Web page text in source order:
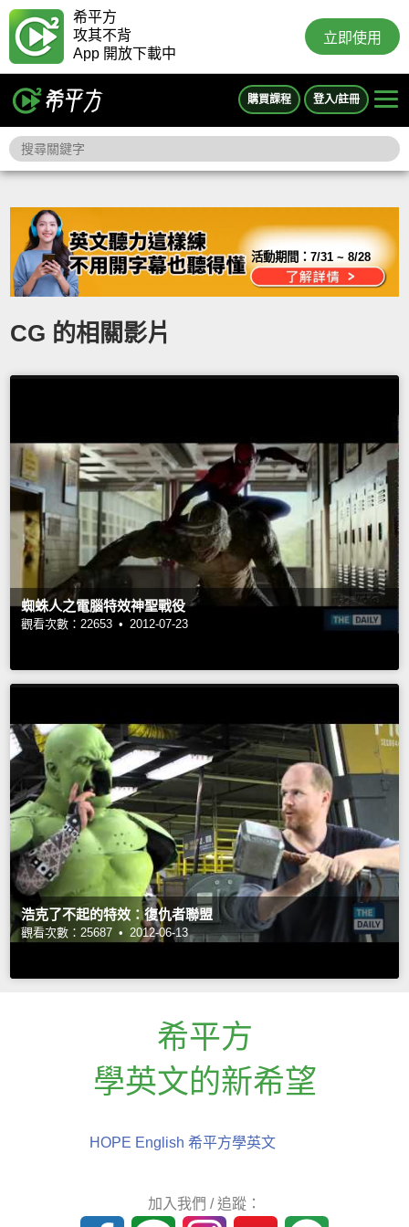
希平方
攻其不背
App 開放下載中
立即使用
購買課程 登入/註冊
活動期間：7/31 ~ 8/28
CG 的相關影片
蜘蛛人之電腦特效神聖戰役
觀看次數：22653 • 2012-07-23
浩克了不起的特效：復仇者聯盟
觀看次數：25687 • 2012-06-13
希平方
學英文的新希望
HOPE English 希平方學英文
加入我們 / 追蹤：